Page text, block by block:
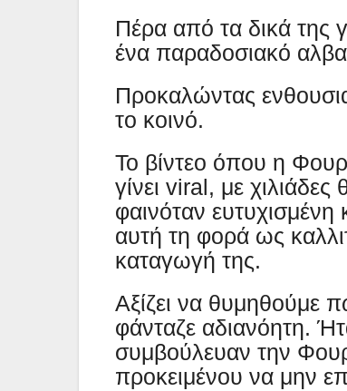
Πέρα από τα δικά της
ένα παραδοσιακό
Προκαλώντας
το κοινό.
Το βίντεο όπου η
γίνει viral, με
φαινόταν
αυτή τη φορά ως
καταγωγή της.
Αξίζει να θυμηθούμε
φάνταζε αδιανόητη.
συμβούλευαν την
προκειμένου να μην